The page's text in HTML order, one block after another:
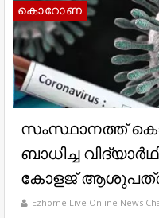
കൊറോണ
സംസ്ഥാനത്ത്
ബാധിച്ച
കോളജ്
Ezhome Live Online News